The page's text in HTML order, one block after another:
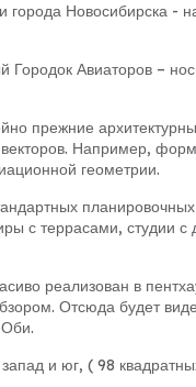
Новосибирска -
Городок Авиаторов –
прежние
Например,
геометрии.
с террасами, студии с
реализован в
Отсюда будет
и юг, ( 98